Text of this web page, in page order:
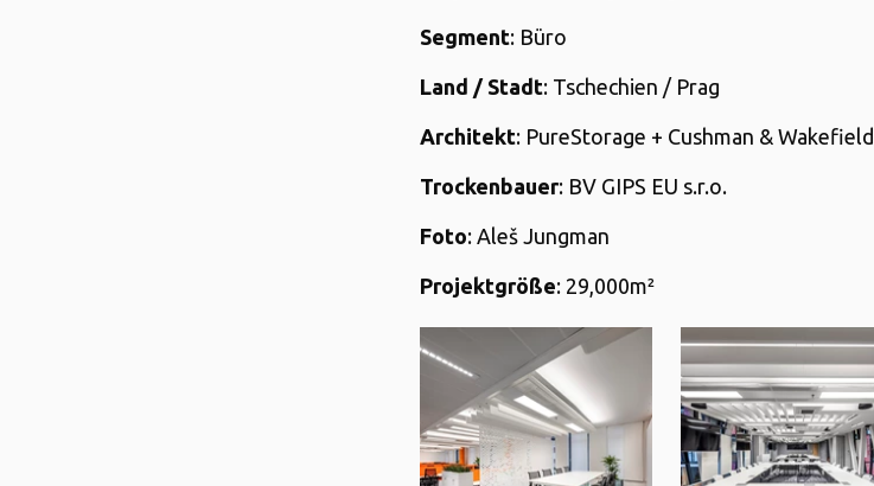
Segment: Büro
Land / Stadt: Tschechien / Prag
Architekt: PureStorage + Cushman & Wakefield
Trockenbauer: BV GIPS EU s.r.o.
Foto: Aleš Jungman
Projektgröße: 29,000m²